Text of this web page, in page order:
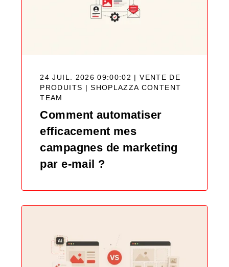
24 JUIL. 2026 09:00:02 | VENTE DE
PRODUITS |SHOPLAZZA CONTENT
TEAM
Comment automatiser
efficacement mes
campagnes de marketing
par e-mail ?